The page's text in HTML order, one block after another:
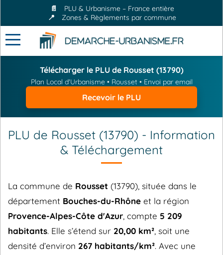
📄
PLU & Urbanisme – France entière
📍
Zones & Règlements par commune
Télécharger le PLU de Rousset (13790)
Plan Local d'Urbanisme • Rousset • Envoi par email
Recevoir le PLU
PLU de Rousset (13790) - Information
& Téléchargement
La commune de Rousset (13790), située dans le
département Bouches-du-Rhône et la région
Provence-Alpes-Côte d'Azur , compte 5 209
habitants. Elle s’étend sur 20,00 km² , soit une
densité d’environ 267 habitants/km². Avec une